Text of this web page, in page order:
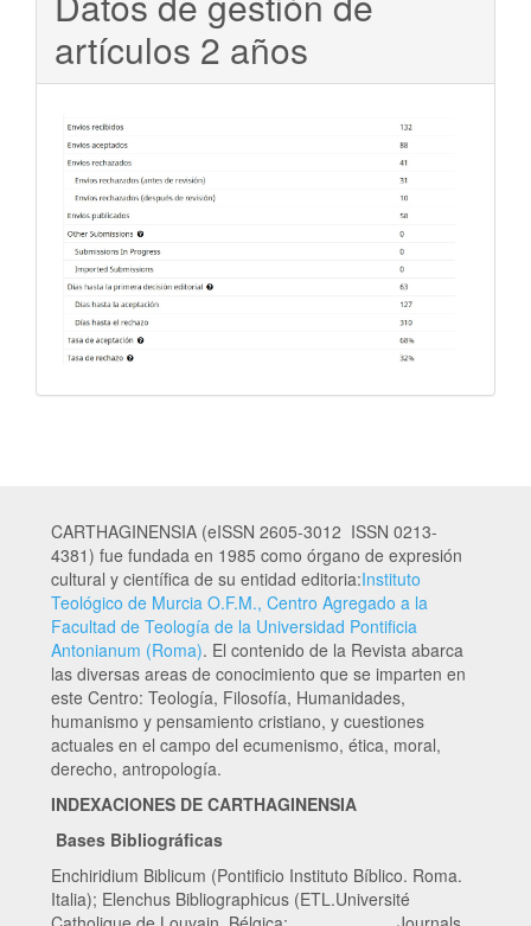
artículos 2 años
CARTHAGINENSIA (eISSN 2605-3012 ISSN 0213-
4381) fue fundada en 1985 como órgano de expresión
cultural y científica de su entidad editoria:Instituto
Teológico de Murcia O.F.M., Centro Agregado a la
Facultad de Teología de la Universidad Pontificia
Antonianum (Roma). El contenido de la Revista abarca
las diversas areas de conocimiento que se imparten en
este Centro: Teología, Filosofía, Humanidades,
humanismo y pensamiento cristiano, y cuestiones
actuales en el campo del ecumenismo, ética, moral,
derecho, antropología.
INDEXACIONES DE CARTHAGINENSIA
Bases Bibliográficas
Enchiridium Biblicum (Pontificio Instituto Bíblico. Roma.
Italia); Elenchus Bibliographicus (ETL.Université